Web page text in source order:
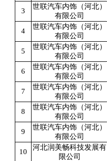
3
世联汽车内饰（河北）
有限公司
4
世联汽车内饰（河北）
有限公司
5
世联汽车内饰（河北）
有限公司
6
世联汽车内饰（河北）
有限公司
7
世联汽车内饰（河北）
有限公司
8
世联汽车内饰（河北）
有限公司
9
世联汽车内饰（河北）
有限公司
10
河北润美畅科技发展有
限公司